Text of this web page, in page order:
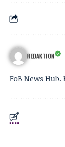
REDAKTION
FoB News Hub.